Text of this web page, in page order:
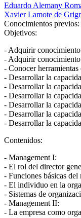
Eduardo Alemany
Xavier Lamote de
Conocimientos previos:
Objetivos:
- Adquirir conocimiento
- Adquirir conocimiento
- Conocer
- Desarrollar la
- Desarrollar la
- Desarrollar la
- Desarrollar la
- Desarrollar la
- Desarrollar la
Contenidos:
- Management I:
- El rol del director
- Funciones básicas del
- El individuo en la
- Sistemas de
- Management II:
- La empresa como